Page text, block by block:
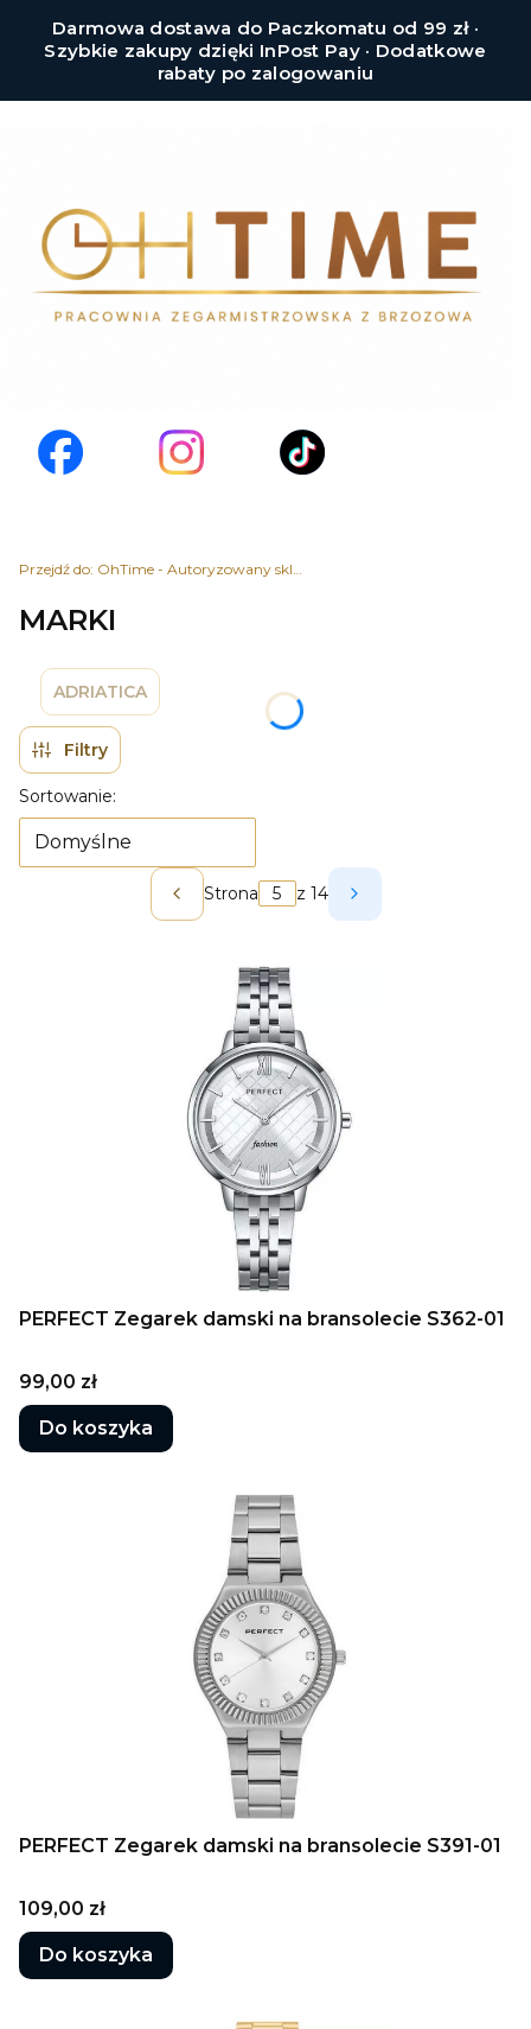
Darmowa dostawa do Paczkomatu od 99 zł ·
Szybkie zakupy dzięki InPost Pay · Dodatkowe
rabaty po zalogowaniu
Przejdź do: OhTime - Autoryzowany sklep z zegarkami
MARKI
ADRIATICA
Filtry
Lista produktów
Sortowanie:
Domyślne
Poprzednie produkty
Strona z 14 Następne
PERFECT Zegarek damski na bransolecie S362-01
Cena
99,00 zł
Do koszyka
PERFECT Zegarek damski na bransolecie S391-01
Cena
109,00 zł
Do koszyka